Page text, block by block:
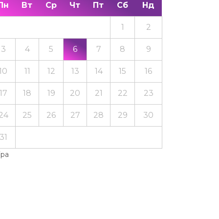
Вт Ср Чт Пт Сб Нд
1 2
3 4 5 6 7 8 9
11 12 13 14 15 16
18 19 20 21 22 23
25 26 27 28 29 30